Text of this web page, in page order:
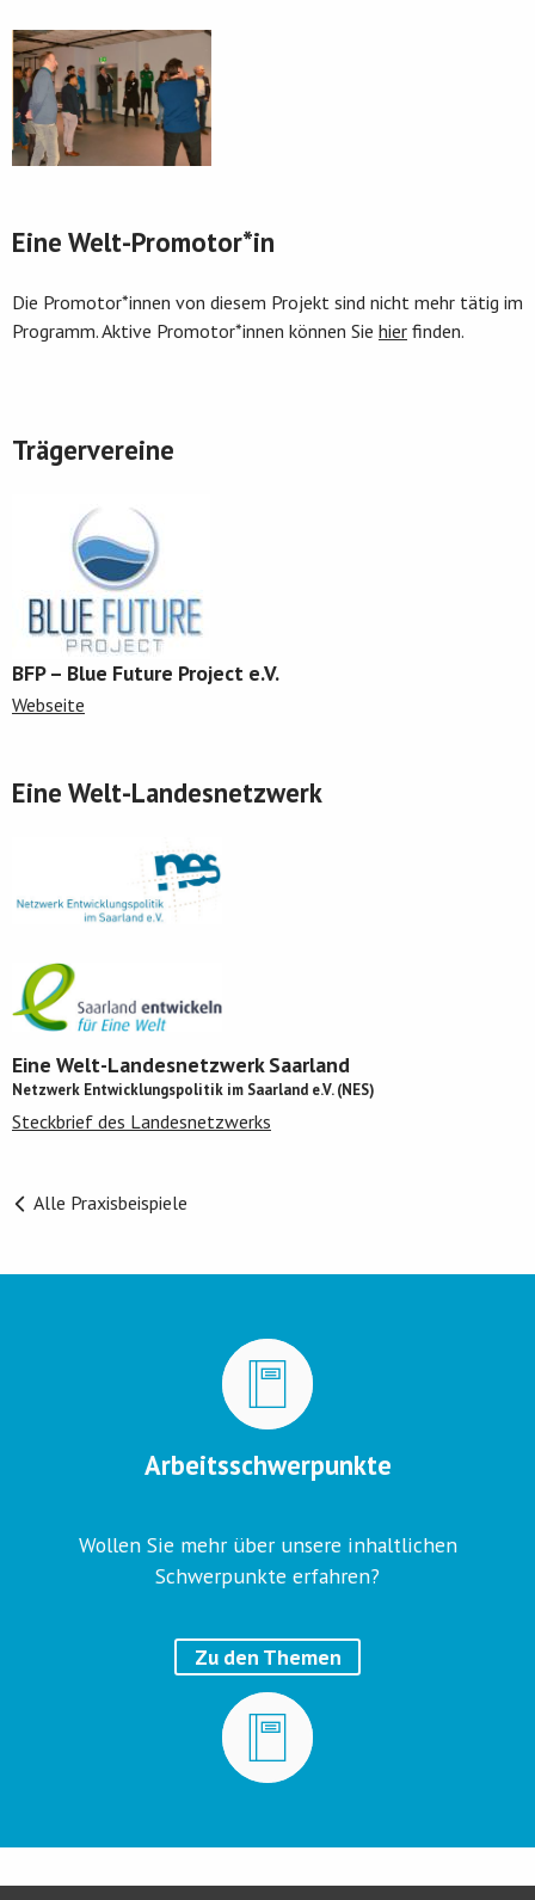
Eine Welt-Promotor*in
Die Promotor*innen von diesem Projekt sind nicht mehr tätig im
Programm. Aktive Promotor*innen können Sie hier finden.
Trägervereine
BFP – Blue Future Project e.V.
Webseite
Eine Welt-Landesnetzwerk
Eine Welt-Landesnetzwerk Saarland
Netzwerk Entwicklungspolitik im Saarland e.V. (NES)
Steckbrief des Landesnetzwerks
Alle Praxisbeispiele
Arbeitsschwerpunkte
Wollen Sie mehr über unsere inhaltlichen
Schwerpunkte erfahren?
Zu den Themen